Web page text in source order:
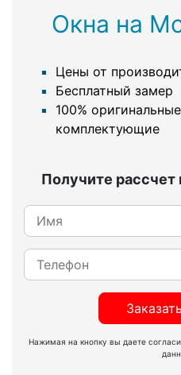
Окна на
Цены от
Бесплатный замер
100%
комплектующие
Получите
Нажимая на кнопку вы даете